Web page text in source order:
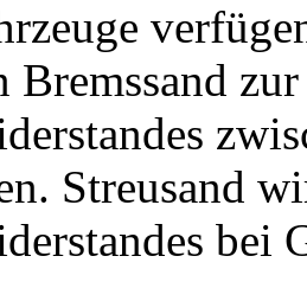
Bremssand
Streusand
bei